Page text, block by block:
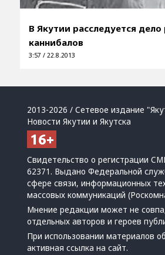
В Якутии расследуется
каннибалов
3:57 / 22.8.2013
2013-2026 / Сетевое издание
Новости Якутии и Якутска
Свидетельство о регистрации
62371. Выдано Федеральной
сфере связи, информационных
массовых коммуникаций
Мнение редакции может не
отдельных авторов и героев
При использовании материалов
активная ссылка на сайт.